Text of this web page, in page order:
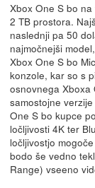
Xbox One S bo
2 TB prostora.
naslednji pa 50
najmočnejši
Xbox One S bo
konzole, kar so s
osnovnega
samostojne
One S bo kupce
ločljivosti 4K ter
ločljivostjo
bodo še vedno
Range) vseeno